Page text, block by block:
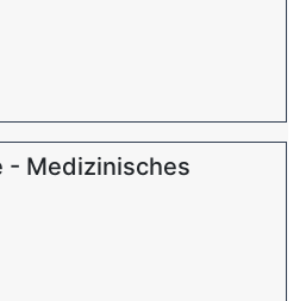
- Medizinisches